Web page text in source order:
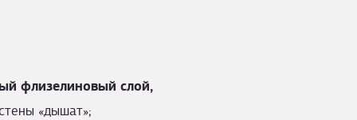
флизелиновый слой,
«дышат»;